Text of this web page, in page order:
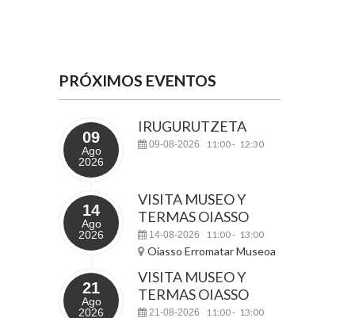
PRÓXIMOS EVENTOS
09
Ago
2026
IRUGURUTZETA
09-08-2026 11:00- 12:30
14
Ago
2026
VISITA MUSEO Y
TERMAS OIASSO
14-08-2026 11:00- 13:00
Oiasso Erromatar Museoa
21
Ago
2026
VISITA MUSEO Y
TERMAS OIASSO
21-08-2026 11:00- 13:00